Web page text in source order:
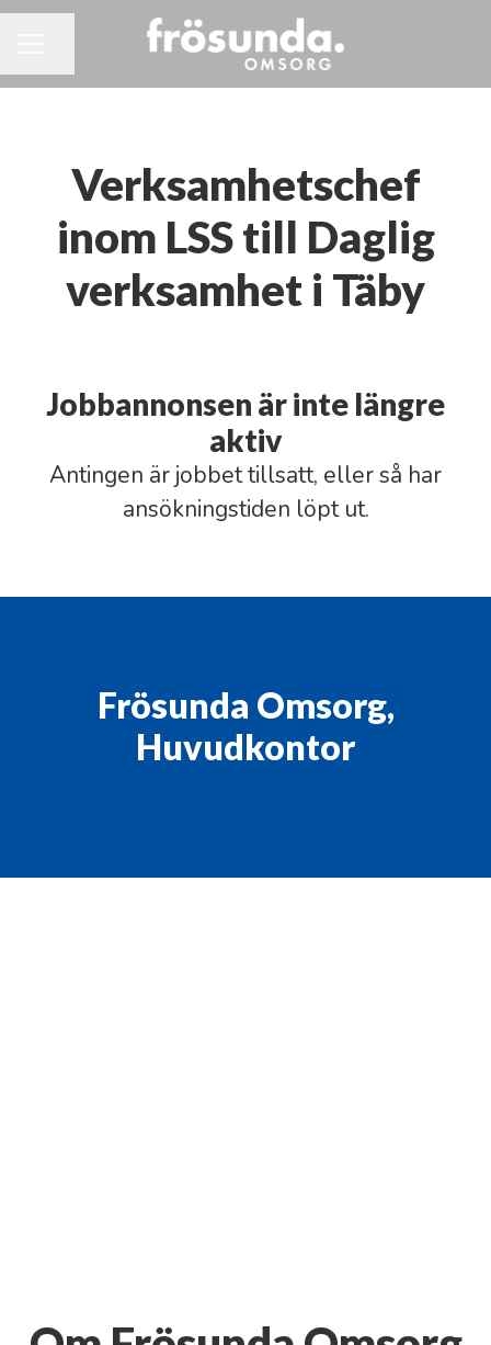
Verksamhetschef
inom LSS till Daglig
verksamhet i Täby
Jobbannonsen är inte längre
aktiv
Antingen är jobbet tillsatt, eller så har
ansökningstiden löpt ut.
Frösunda Omsorg,
Huvudkontor